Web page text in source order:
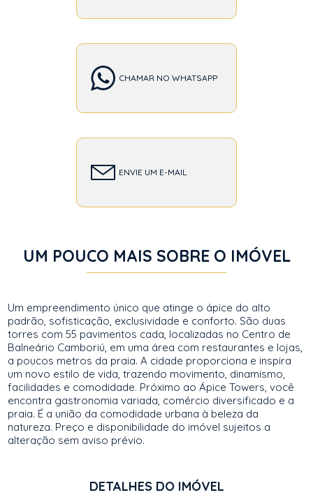
CHAMAR NO WHATSAPP
ENVIE UM E-MAIL
UM POUCO MAIS SOBRE O IMÓVEL
Um empreendimento único que atinge o ápice do alto
padrão, sofisticação, exclusividade e conforto. São duas
torres com 55 pavimentos cada, localizadas no Centro de
Balneário Camboriú, em uma área com restaurantes e lojas,
a poucos metros da praia. A cidade proporciona e inspira
um novo estilo de vida, trazendo movimento, dinamismo,
facilidades e comodidade. Próximo ao Ápice Towers, você
encontra gastronomia variada, comércio diversificado e a
praia. É a união da comodidade urbana à beleza da
natureza. Preço e disponibilidade do imóvel sujeitos a
alteração sem aviso prévio.
DETALHES DO IMÓVEL